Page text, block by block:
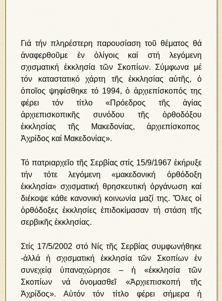
Γιά τήν πληρέστερη παρουσίαση τοῦ θέματος θά
ἀναφερθοῦμε ἐν ὀλίγοις καί στή λεγόμενη
σχισματική ἐκκλησία τῶν Σκοπίων. Σύμφωνα μέ
τόν καταστατικό χάρτη τῆς ἐκκλησίας αὐτῆς, ὁ
ὁποῖος ψηφίσθηκε τό 1994, ὁ ἀρχιεπίσκοπός της
φέρει τόν τίτλο «Πρόεδρος τῆς ἁγίας
ἀρχιεπισκοπικῆς συνόδου τῆς ὀρθοδόξου
ἐκκλησίας τῆς Μακεδονίας, ἀρχιεπίσκοπος
Ἀχρίδος καί Μακεδονίας».
Τό πατριαρχεῖο τῆς Σερβίας στίς 15/9/1967 ἐκήρυξε
τήν τότε λεγόμενη «μακεδονική ὀρθόδοξη
ἐκκλησία» σχισματική θρησκευτική ὀργάνωση καί
διέκοψε κάθε κανονική κοινωνία μαζί της. Ὅλες οἱ
ὀρθόδοξες ἐκκλησίες ἐπιδοκίμασαν τή στάση τῆς
σερβικῆς ἐκκλησίας.
Στίς 17/5/2002 στό Νίς τῆς Σερβίας συμφωνήθηκε
-ἀλλά ἡ σχισματική ἐκκλησία τῶν Σκοπίων ἐν
συνεχείᾳ ὑπαναχώρησε – ἡ «ἐκκλησία τῶν
Σκοπίων νά ὀνομασθεῖ «Ἀρχιεπισκοπή τῆς
Ἀχρίδος». Αὐτόν τόν τίτλο φέρει σήμερα ἡ